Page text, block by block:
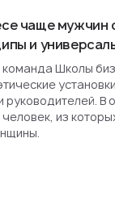
чаще мужчин
и
команда Школы
В
из